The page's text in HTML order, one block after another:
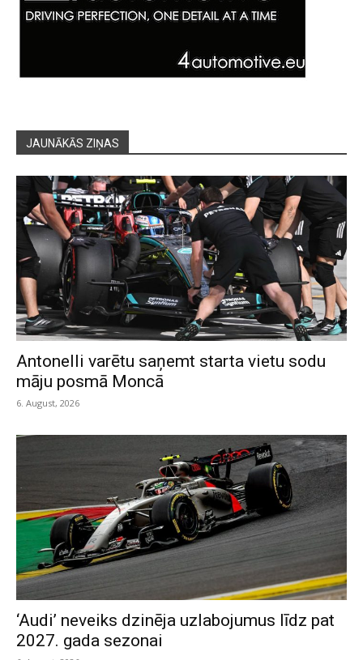
JAUNĀKĀS ZIŅAS
Antonelli varētu saņemt starta vietu sodu
māju posmā Moncā
6. August, 2026
‘Audi’ neveiks dzinēja uzlabojumus līdz pat
2027. gada sezonai